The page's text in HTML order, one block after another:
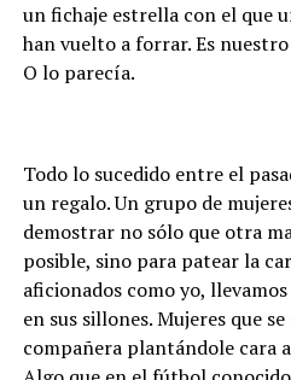
un fichaje estrella con el que
han vuelto a forrar. Es
O lo parecía.
Todo lo sucedido entre el
un regalo. Un grupo de
demostrar no sólo que otra
posible, sino para patear la
aficionados como yo,
en sus sillones. Mujeres que
compañera plantándole cara